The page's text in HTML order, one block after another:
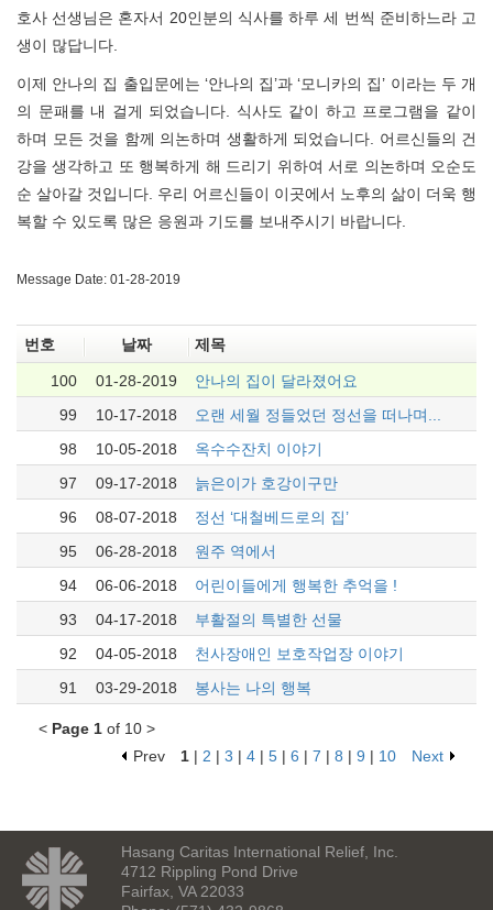
호사 선생님은 혼자서 20인분의 식사를 하루 세 번씩 준비하느라 고
생이 많답니다.
이제 안나의 집 출입문에는 ‘안나의 집’과 ‘모니카의 집’ 이라는 두 개
의 문패를 내 걸게 되었습니다. 식사도 같이 하고 프로그램을 같이
하며 모든 것을 함께 의논하며 생활하게 되었습니다. 어르신들의 건
강을 생각하고 또 행복하게 해 드리기 위하여 서로 의논하며 오순도
순 살아갈 것입니다. 우리 어르신들이 이곳에서 노후의 삶이 더욱 행
복할 수 있도록 많은 응원과 기도를 보내주시기 바랍니다.
Message Date: 01-28-2019
번호 날짜 제목
100 01-28-2019
안나의 집이 달라졌어요
99
10-17-2018
오랜 세월 정들었던 정선을 떠나며...
98
10-05-2018
옥수수잔치 이야기
97
09-17-2018
늙은이가 호강이구만
96
08-07-2018
정선 ‘대철베드로의 집’
95
06-28-2018
원주 역에서
94
06-06-2018
어린이들에게 행복한 추억을 !
93
04-17-2018
부활절의 특별한 선물
92
04-05-2018
천사장애인 보호작업장 이야기
91
03-29-2018 봉사는 나의 행복
< Page 1 of 10 >
Prev
1 | 2 | 3 | 4 | 5 | 6 | 7 | 8 | 9 | 10 Next
Hasang Caritas International Relief, Inc.
4712 Rippling Pond Drive
Fairfax, VA 22033